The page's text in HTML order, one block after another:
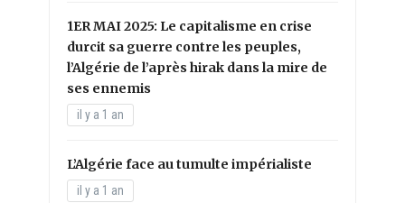
1ER MAI 2025: Le capitalisme en crise
durcit sa guerre contre les peuples,
l’Algérie de l’après hirak dans la mire de
ses ennemis
il y a 1 an
L’Algérie face au tumulte impérialiste
il y a 1 an